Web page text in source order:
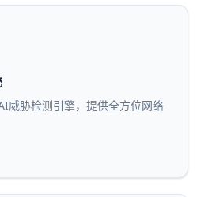
威胁检测引擎，提供全方位网络